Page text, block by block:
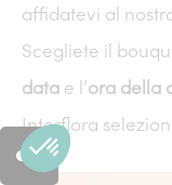
affidatevi al
Scegliete il
data e l’ora della
Interflora